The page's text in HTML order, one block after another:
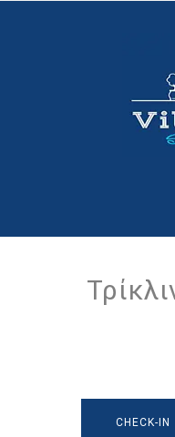
CHECK-IN